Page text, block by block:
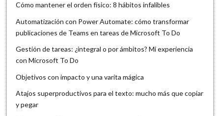
Cómo mantener el orden físico: 8 hábitos infalibles
Automatización con Power Automate: cómo transformar
publicaciones de Teams en tareas de Microsoft To Do
Gestión de tareas: ¿integral o por ámbitos? Mi experiencia
con Microsoft To Do
Objetivos con impacto y una varita mágica
Atajos superproductivos para el texto: mucho más que copiar
y pegar